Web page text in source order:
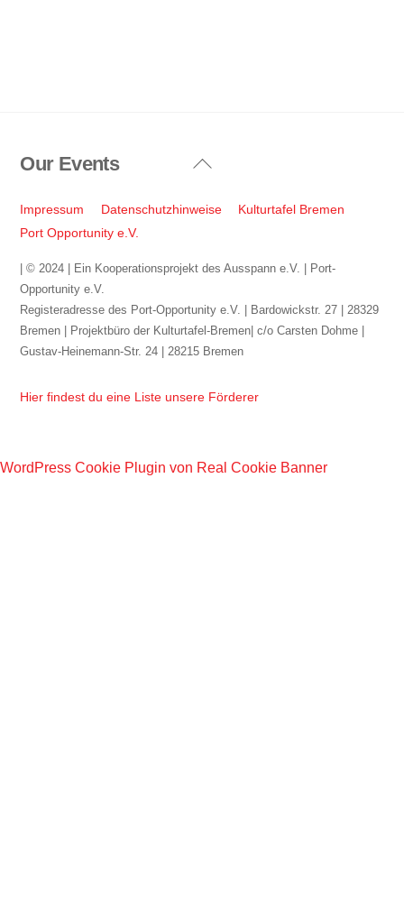
Back
Top
Our Events
Impressum Datenschutzhinweise
Kulturtafel Bremen
Port Opportunity e.V.
| © 2024 | Ein Kooperationsprojekt des Ausspann e.V. | Port-
Opportunity e.V.
Registeradresse des Port-Opportunity e.V. | Bardowickstr. 27 | 28329
Bremen | Projektbüro der Kulturtafel-Bremen| c/o Carsten Dohme |
Gustav-Heinemann-Str. 24 | 28215 Bremen
Hier findest du eine Liste unsere Förderer
WordPress Cookie Plugin von Real Cookie Banner